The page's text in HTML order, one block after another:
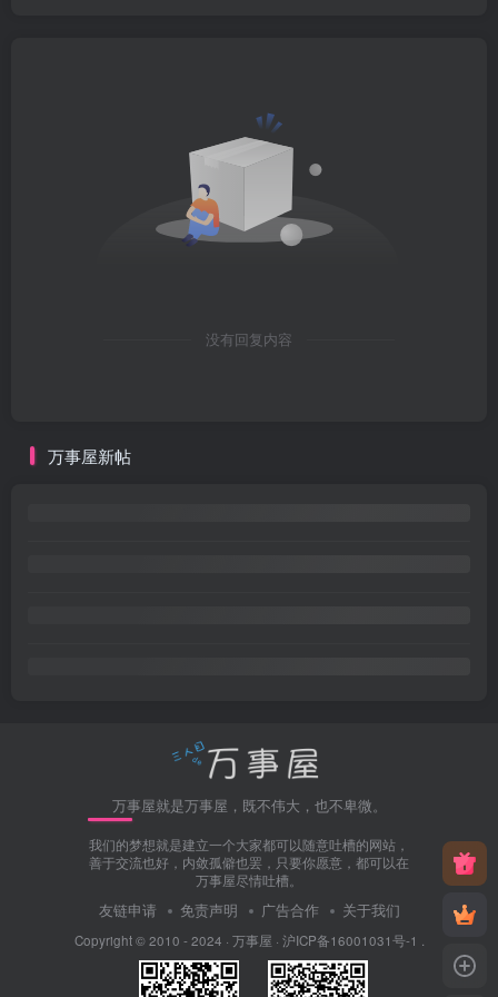
没有回复内容
万事屋新帖
万事屋就是万事屋，既不伟大，也不卑微。
我们的梦想就是建立一个大家都可以随意吐槽的网站，
善于交流也好，内敛孤僻也罢，只要你愿意，都可以在
万事屋尽情吐槽。
友链申请 免责声明 广告合作 关于我们
Copyright © 2010 - 2024 · 万事屋 · 沪ICP备16001031号-1 .